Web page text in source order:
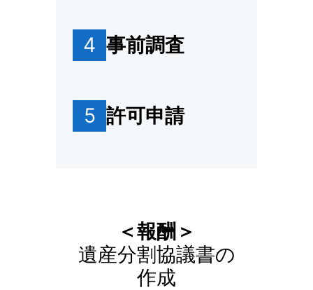
4 事前調査
5 許可申請
＜報酬＞
遺産分割協議書の
作成